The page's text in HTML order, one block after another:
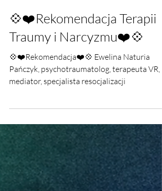
9 lip
💠❤️Rekomendacja Terapii
Traumy i Narcyzmu❤️💠
💠❤️Rekomendacja❤️💠 Ewelina Naturia